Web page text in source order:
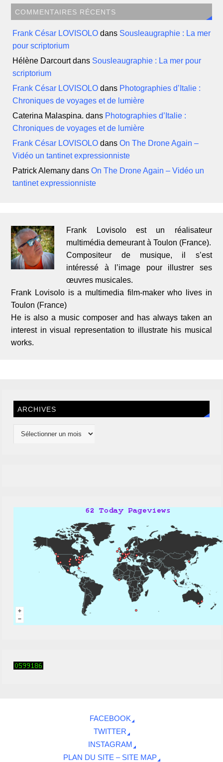
COMMENTAIRES RÉCENTS
Frank César LOVISOLO dans Sousleaugraphie : La mer
pour scriptorium
Hélène Darcourtdans Sousleaugraphie : La mer pour
scriptorium
Frank César LOVISOLO dans Photographies d’Italie :
Chroniques de voyages et de lumière
Caterina Malaspina. dans Photographies d’Italie :
Chroniques de voyages et de lumière
Frank César LOVISOLO dansOn The Drone Again –
Vidéo un tantinet expressionniste
Patrick Alemany dansOn The Drone Again – Vidéo un
tantinet expressionniste
Frank Lovisolo est un réalisateur
multimédia demeurant à Toulon (France).
Compositeur de musique, il s’est
intéressé à l’image pour illustrer ses
œuvres musicales.
Frank Lovisolo is a multimedia film-maker who lives in
Toulon (France)
He is also a music composer and has always taken an
interest in visual representation to illustrate his musical
works.
ARCHIVES
FACEBOOK
TWITTER
INSTAGRAM
PLAN DU SITE – SITE MAP